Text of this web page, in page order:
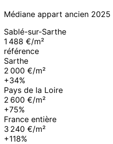
Médiane appart ancien 2025
Sablé-sur-Sarthe
1 488 €/m²
référence
Sarthe
2 000 €/m²
+34%
Pays de la Loire
2 600 €/m²
+75%
France entière
3 240 €/m²
+118%